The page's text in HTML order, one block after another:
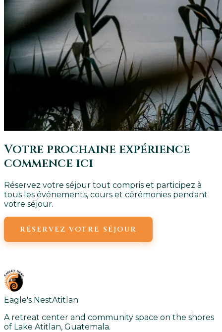
Votre prochaine expérience
commence ici
Réservez votre séjour tout compris et participez à
tous les événements, cours et cérémonies pendant
votre séjour.
RÉSERVEZ VOTRE SÉJOUR
Eagle's NestAtitlan
A retreat center and community space on the shores
of Lake Atitlan, Guatemala.